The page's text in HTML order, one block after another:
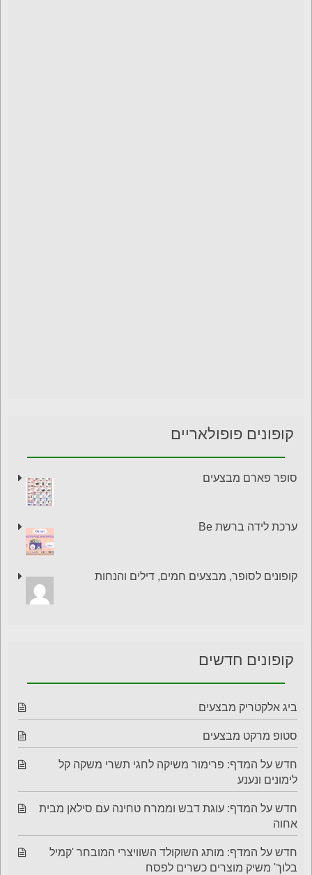
קופונים פופולאריים
סופר פארם מבצעים
ערכת לידה ברשת Be
קופונים לסופר, מבצעים חמים, דילים והנחות
קופונים חדשים
ביג אלקטריק מבצעים
סטופ מרקט מבצעים
חדש על המדף: פרימור משיקה לחגי תשרי משקה קל
לימונים ונענע
חדש על המדף: עוגת דבש וממרח טחינה עם סילאן מבית
אחוה
חדש על המדף: מותג השוקולד השוויצרי המובחר 'קמיל
בלוך' משיק מוצרים כשרים לפסח